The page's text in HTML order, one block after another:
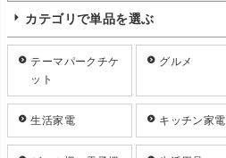
カテゴリで単品を選ぶ
テーマパークチケ
ット
グルメ
生活家電 キッチン家電